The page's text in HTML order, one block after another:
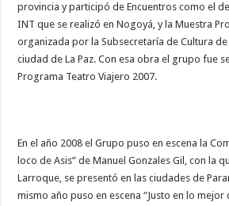
provincia y participó de Encuentros como el
INT que se realizó en Nogoyá, y la Muestra
organizada por la Subsecretaría de Cultura de
ciudad de La Paz. Con esa obra el grupo fue
Programa Teatro Viajero 2007.
En el año 2008 el Grupo puso en escena la
loco de Asis” de Manuel Gonzales Gil, con la
Larroque, se presentó en las ciudades de
mismo año puso en escena “Justo en lo mejor